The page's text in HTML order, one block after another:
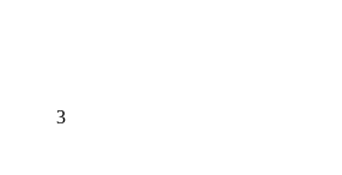
3